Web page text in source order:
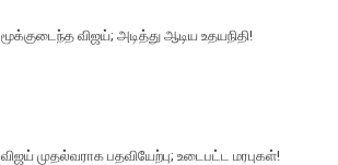
மூக்குடைந்த விஜய்; அடித்து ஆடிய உதயநிதி!
விஜய் முதல்வராக பதவியேற்பு; உடைபட்ட மரபுகள்!